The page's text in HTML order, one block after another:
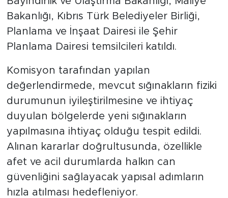
Bakanlığı, Kıbrıs Türk Belediyeler Birliği,
Planlama ve İnşaat Dairesi ile Şehir
Planlama Dairesi temsilcileri katıldı.
Komisyon tarafından yapılan
değerlendirmede, mevcut sığınakların fiziki
durumunun iyileştirilmesine ve ihtiyaç
duyulan bölgelerde yeni sığınakların
yapılmasına ihtiyaç olduğu tespit edildi.
Alınan kararlar doğrultusunda, özellikle
afet ve acil durumlarda halkın can
güvenliğini sağlayacak yapısal adımların
hızla atılması hedefleniyor.